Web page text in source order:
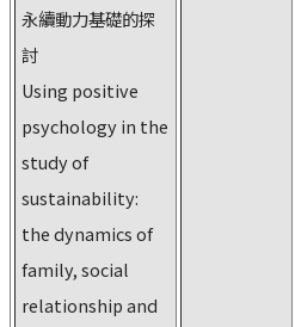
永續動力基礎的探
討
Using positive
psychology in the
study of
sustainability:
the dynamics of
family, social
relationship and